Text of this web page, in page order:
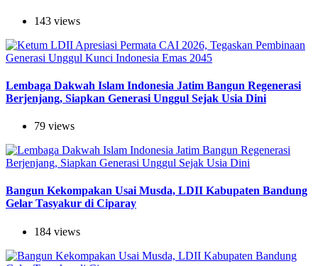
143 views
Lembaga Dakwah Islam Indonesia Jatim Bangun Regenerasi
Berjenjang, Siapkan Generasi Unggul Sejak Usia Dini
79 views
Bangun Kekompakan Usai Musda, LDII Kabupaten Bandung
Gelar Tasyakur di Ciparay
184 views